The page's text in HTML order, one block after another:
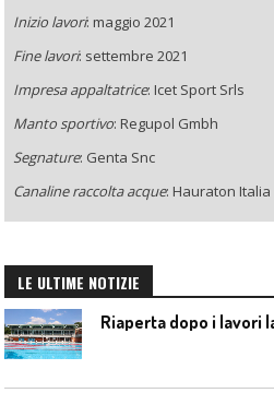
Inizio lavori: maggio 2021
Fine lavori: settembre 2021
Impresa appaltatrice: Icet Sport Srls
Manto sportivo: Regupol Gmbh
Segnature: Genta Snc
Canaline raccolta acque: Hauraton Italia
LE ULTIME NOTIZIE
Riaperta dopo i lavori